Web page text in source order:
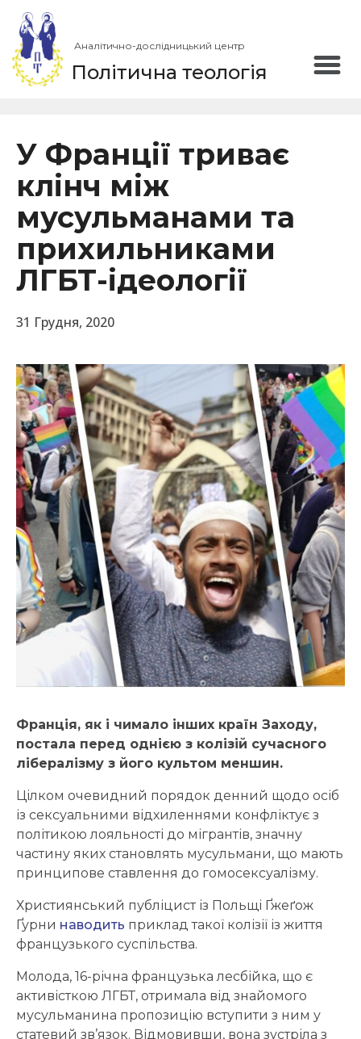
Аналітично-дослідницький центр
Політична теологія
У Франції триває
клінч між
мусульманами та
прихильниками
ЛГБТ-ідеології
31 Грудня, 2020
Франція, як і чимало інших країн Заходу,
постала перед однією з колізій сучасного
лібералізму з його культом меншин.
Цілком очевидний порядок денний щодо осіб
із сексуальними відхиленнями конфліктує з
політикою лояльності до мігрантів, значну
частину яких становлять мусульмани, що мають
принципове ставлення до гомосексуалізму.
Християнський публіцист із Польщі Ґжеґож
Ґурни наводить приклад такої колізії із життя
французького суспільства.
Молода, 16-річна французька лесбійка, що є
активісткою ЛГБТ, отримала від знайомого
мусульманина пропозицію вступити з ним у
статевий зв’язок. Відмовивши, вона зустріла з